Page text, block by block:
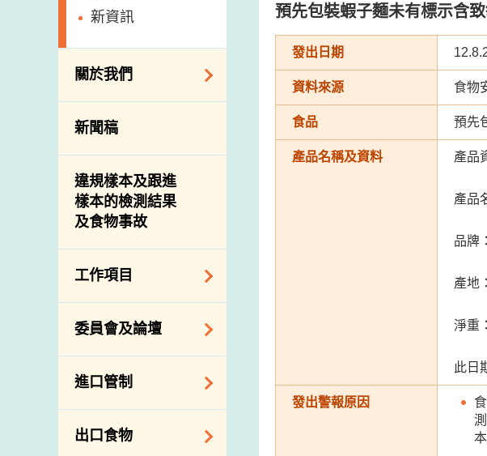
新資訊
關於我們
組織結構
介紹短片
新聞稿
違規樣本及跟進
樣本的檢測結果
及食物事故
工作項目
降低膳食中的鈉和
糖
食物安全重點控制
系統
基因改造食物
委員會及論壇
食物安全專家委員
會
消費者聯繫小組
進口管制
食物進口商和食物
分銷商登記制度
出口食物
預先包裝蝦子麵未有標示含致
發出日期
資料來源 食物
食品 預先
產品名稱及資料 產品
產品
品牌
產地
淨重
此日
發出警報原因